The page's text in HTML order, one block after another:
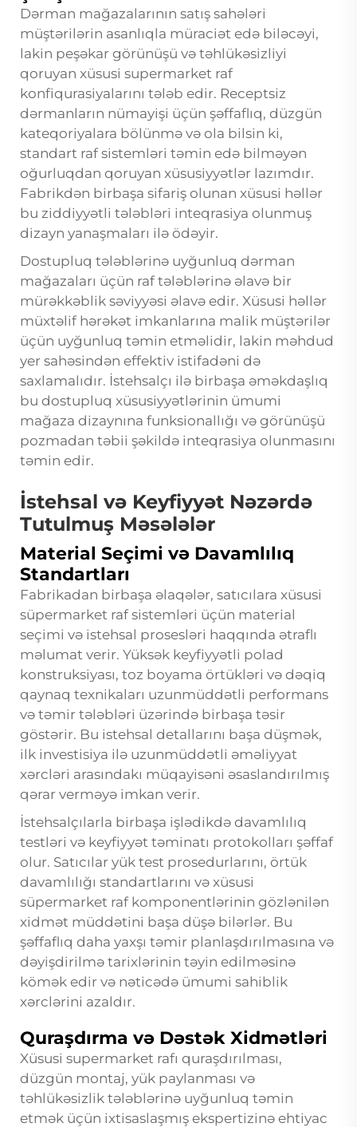
Dərman mağazalarının satış sahələri
müştərilərin asanlıqla müraciət edə biləcəyi,
lakin peşəkar görünüşü və təhlükəsizliyi
qoruyan xüsusi supermarket raf
konfiqurasiyalarını tələb edir. Receptsiz
dərmanların nümayişi üçün şəffaflıq, düzgün
kateqoriyalara bölünmə və ola bilsin ki,
standart raf sistemləri təmin edə bilməyən
oğurluqdan qoruyan xüsusiyyətlər lazımdır.
Fabrikdən birbaşa sifariş olunan xüsusi həllər
bu ziddiyyətli tələbləri inteqrasiya olunmuş
dizayn yanaşmaları ilə ödəyir.
Dostupluq tələblərinə uyğunluq dərman
mağazaları üçün raf tələblərinə əlavə bir
mürəkkəblik səviyyəsi əlavə edir. Xüsusi həllər
müxtəlif hərəkət imkanlarına malik müştərilər
üçün uyğunluq təmin etməlidir, lakin məhdud
yer sahəsindən effektiv istifadəni də
saxlamalıdır. İstehsalçı ilə birbaşa əməkdaşlıq
bu dostupluq xüsusiyyətlərinin ümumi
mağaza dizaynına funksionallığı və görünüşü
pozmadan təbii şəkildə inteqrasiya olunmasını
təmin edir.
İstehsal və Keyfiyyət Nəzərdə
Tutulmuş Məsələlər
Material Seçimi və Davamlılıq
Standartları
Fabrikadan birbaşa əlaqələr, satıcılara xüsusi
süpermarket raf sistemləri üçün material
seçimi və istehsal prosesləri haqqında ətraflı
məlumat verir. Yüksək keyfiyyətli polad
konstruksiyası, toz boyama örtükləri və dəqiq
qaynaq texnikaları uzunmüddətli performans
və təmir tələbləri üzərində birbaşa təsir
göstərir. Bu istehsal detallarını başa düşmək,
ilk investisiya ilə uzunmüddətli əməliyyat
xərcləri arasındakı müqayisəni əsaslandırılmış
qərar verməyə imkan verir.
İstehsalçılarla birbaşa işlədikdə davamlılıq
testləri və keyfiyyət təminatı protokolları şəffaf
olur. Satıcılar yük test prosedurlarını, örtük
davamlılığı standartlarını və xüsusi
süpermarket raf komponentlərinin gözlənilən
xidmət müddətini başa düşə bilərlər. Bu
şəffaflıq daha yaxşı təmir planlaşdırılmasına və
dəyişdirilmə tarixlərinin təyin edilməsinə
kömək edir və nəticədə ümumi sahiblik
xərclərini azaldır.
Quraşdırma və Dəstək Xidmətləri
Xüsusi supermarket rafı quraşdırılması,
düzgün montaj, yük paylanması və
təhlükəsizlik tələblərinə uyğunluq təmin
etmək üçün ixtisaslaşmış ekspertizinə ehtiyac